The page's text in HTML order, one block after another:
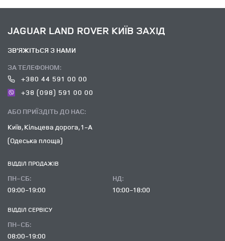
JAGUAR LAND ROVER КИЇВ ЗАХІД
ЗВ’ЯЖІТЬСЯ З НАМИ
ЗА ТЕЛЕФОНОМ:
+380 44 591 00 00
+38 (098) 591 00 00
АБО ПРИЇЗДІТЬ ДО НАС:
Київ, Кільцева дорога, 1-А
(Одеська площа)
ВІДДІЛ ПРОДАЖІВ
ПН-СБ:
09:00-19:00
НД:
10:00-18:00
ВІДДІЛ CЕРВІСУ
ПН-СБ:
08:00-19:00